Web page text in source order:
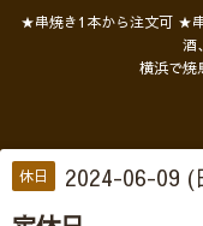
★串焼き1本から注文可 ★
酒
横浜で焼
休日 2024-06-09 (